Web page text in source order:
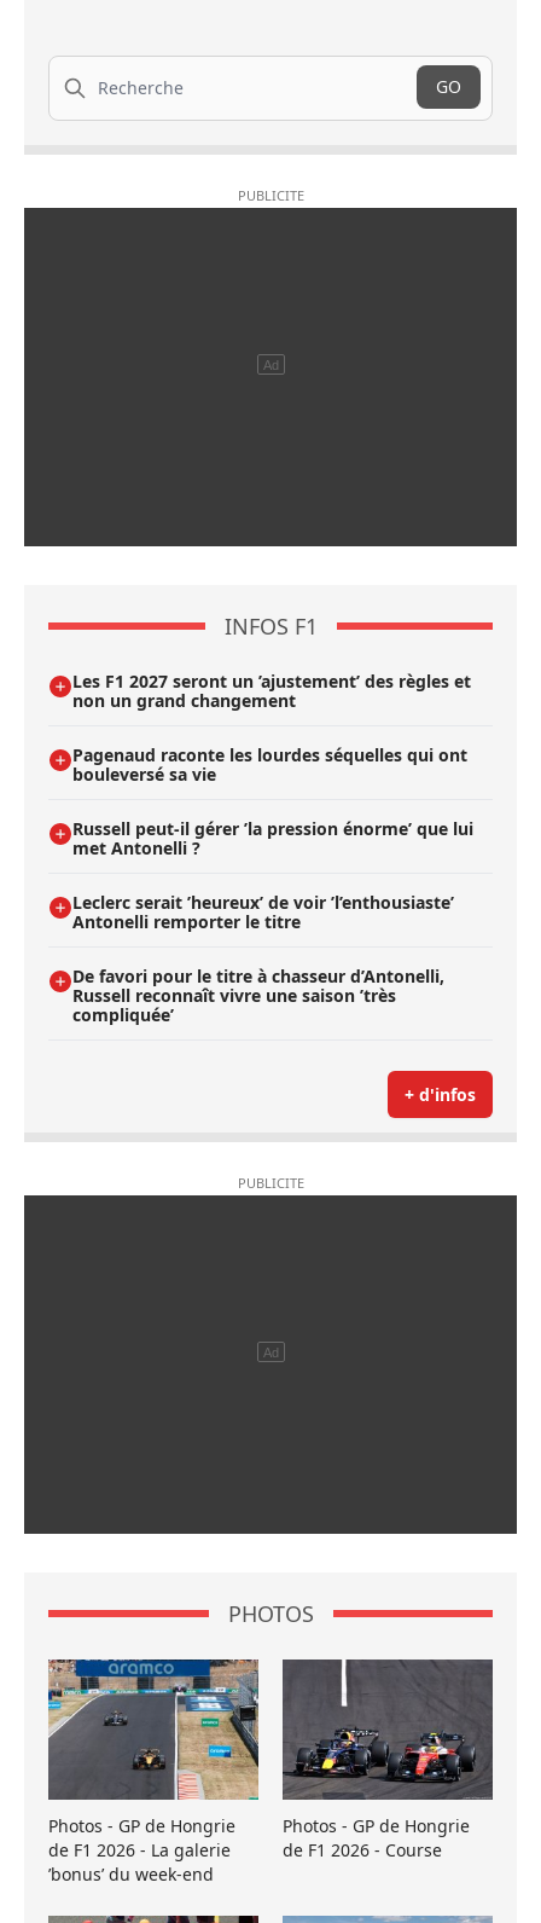
Recherche
GO
INFOS F1
Les F1 2027 seront un ’ajustement’ des règles et
non un grand changement
Pagenaud raconte les lourdes séquelles qui ont
bouleversé sa vie
Russell peut-il gérer ’la pression énorme’ que lui
met Antonelli ?
Leclerc serait ’heureux’ de voir ’l’enthousiaste’
Antonelli remporter le titre
De favori pour le titre à chasseur d’Antonelli,
Russell reconnaît vivre une saison ’très
compliquée’
+ d'infos
PHOTOS
Photos - GP de Hongrie
de F1 2026 - La galerie
’bonus’ du week-end
Photos - GP de Hongrie
de F1 2026 - Course